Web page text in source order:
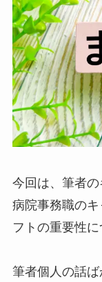
今回は、筆者の
病院事務職の
フトの重要性に
筆者個人の話